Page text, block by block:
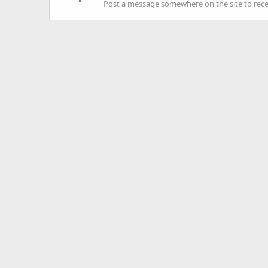
Post a message somewhere on the site to